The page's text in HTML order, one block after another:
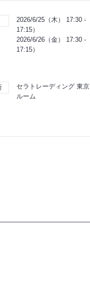
2026/6/25（木） 17:30 -
17:15）
2026/6/26（金） 17:30 -
17:15）
セラトレーディング 東
ルーム